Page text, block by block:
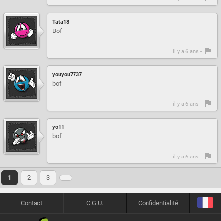
Tata18
Bof
il y a 6 ans -
youyou7737
bof
il y a 6 ans -
yo11
bof
il y a 6 ans -
1 2 3
Contact C.G.U. Confidentialité